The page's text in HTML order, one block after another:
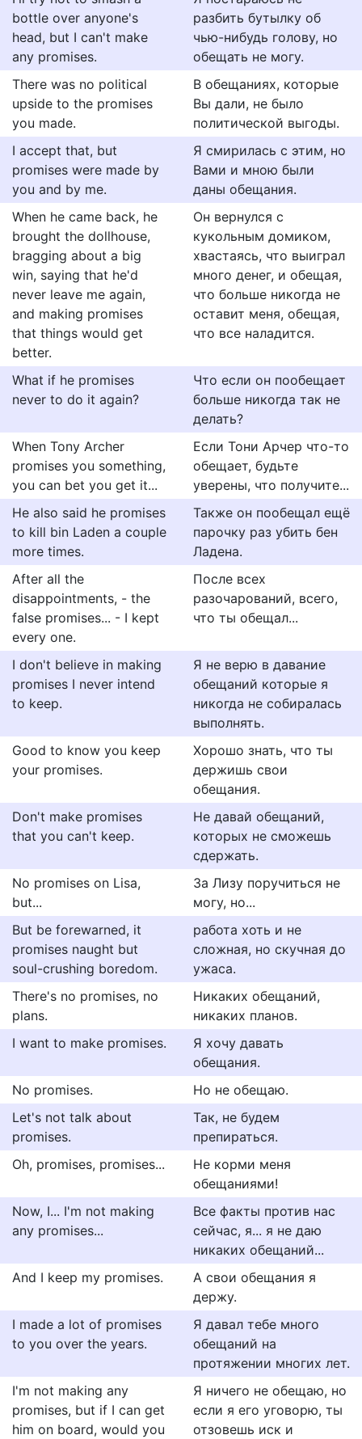
bottle over anyone's
head, but I can't make
any promises.
разбить бутылку об
чью-нибудь голову, но
обещать не могу.
There was no political
upside to the promises
you made.
В обещаниях, которые
Вы дали, не было
политической выгоды.
I accept that, but
promises were made by
you and by me.
Я смирилась с этим, но
Вами и мною были
даны обещания.
When he came back, he
brought the dollhouse,
bragging about a big
win, saying that he'd
never leave me again,
and making promises
that things would get
better.
Он вернулся с
кукольным домиком,
хвастаясь, что выиграл
много денег, и обещая,
что больше никогда не
оставит меня, обещая,
что все наладится.
What if he promises
never to do it again?
Что если он пообещает
больше никогда так не
делать?
When Tony Archer
promises you something,
you can bet you get it...
Если Тони Арчер что-то
обещает, будьте
уверены, что получите...
He also said he promises
to kill bin Laden a couple
more times.
Также он пообещал ещё
парочку раз убить бен
Ладена.
After all the
disappointments, - the
false promises... - I kept
every one.
После всех
разочарований, всего,
что ты обещал...
I don't believe in making
promises I never intend
to keep.
Я не верю в давание
обещаний которые я
никогда не собиралась
выполнять.
Good to know you keep
your promises.
Хорошо знать, что ты
держишь свои
обещания.
Don't make promises
that you can't keep.
Не давай обещаний,
которых не сможешь
сдержать.
No promises on Lisa,
but...
За Лизу поручиться не
могу, но...
But be forewarned, it
promises naught but
soul-crushing boredom.
работа хоть и не
сложная, но скучная до
ужаса.
There's no promises, no
plans.
Никаких обещаний,
никаких планов.
I want to make promises.
Я хочу давать
обещания.
No promises.
Но не обещаю.
Let's not talk about
promises.
Так, не будем
препираться.
Oh, promises, promises...
Не корми меня
обещаниями!
Now, I... I'm not making
any promises...
Все факты против нас
сейчас, я... я не даю
никаких обещаний...
And I keep my promises.
А свои обещания я
держу.
I made a lot of promises
to you over the years.
Я давал тебе много
обещаний на
протяжении многих лет.
I'm not making any
promises, but if I can get
him on board, would you
Я ничего не обещаю, но
если я его уговорю, ты
отзовешь иск и